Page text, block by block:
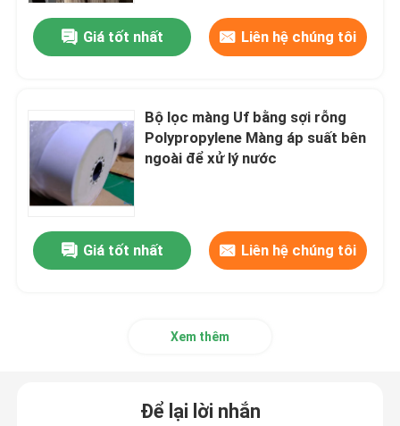
Giá tốt nhất Liên hệ chúng tôi
Bộ lọc màng Uf bằng sợi rỗng
Polypropylene Màng áp suất bên
ngoài để xử lý nước
Giá tốt nhất Liên hệ chúng tôi
Xem thêm
Để lại lời nhắn